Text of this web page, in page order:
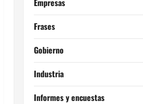
Empresas
Frases
Gobierno
Industria
Informes y encuestas